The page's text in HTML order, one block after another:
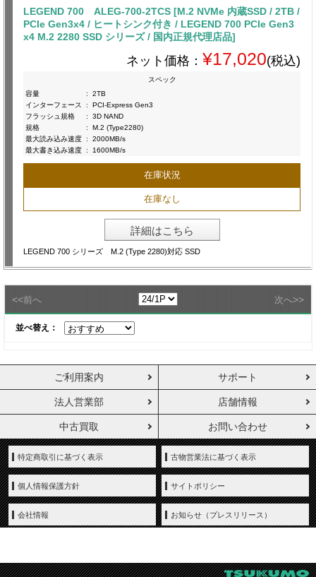
LEGEND 700 ALEG-700-2TCS [M.2 NVMe 内蔵SSD / 2TB /
PCIe Gen3x4 / ヒートシンク付き / LEGEND 700 PCIe Gen3
x4 M.2 2280 SSD シリーズ / 国内正規代理店品]
ネット価格： ¥17,020(税込)
スペック
容量
:
2TB
インターフェース
:
PCI-Express Gen3
フラッシュ規格
:
3D NAND
規格
:
M.2 (Type2280)
最大読み込み速度 :
2000MB/s
最大書き込み速度 : 1600MB/s
在庫状況
在庫なし
詳細はこちら
LEGEND 700 シリーズ M.2 (Type 2280)対応 SSD
<<前へ 次へ>>
並べ替え：
ご利用案内 サポート
法人営業部 店舗情報
中古買取 お問い合わせ
特定商取引に基づく表示 古物営業法に基づく表示
個人情報保護方針 サイトポリシー
会社情報 お知らせ（プレスリリース）